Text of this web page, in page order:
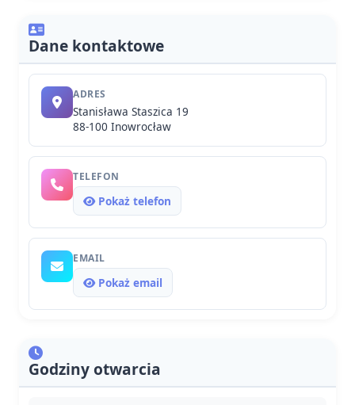
Dane kontaktowe
ADRES
Stanisława Staszica 19
88-100 Inowrocław
TELEFON
Pokaż telefon
EMAIL
Pokaż email
Godziny otwarcia